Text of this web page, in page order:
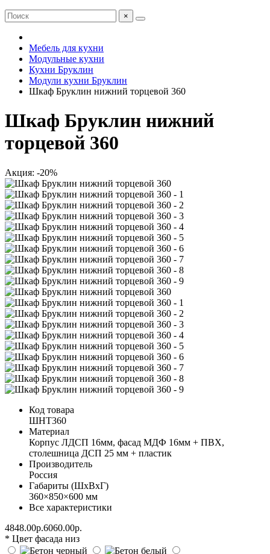
×
Мебель для кухни
Модульные кухни
Кухни Бруклин
Модули кухни Бруклин
Шкаф Бруклин нижний торцевой 360
Шкаф Бруклин нижний
торцевой 360
Акция: -20%
Код товара
ШНТ360
Материал
Корпус ЛДСП 16мм, фасад МДФ 16мм + ПВХ,
столешница ДСП 25 мм + пластик
Производитель
Россия
Габариты (ШхВхГ)
360×850×600 мм
Все характеристики
4848.00р.6060.00р.
* Цвет фасада низ